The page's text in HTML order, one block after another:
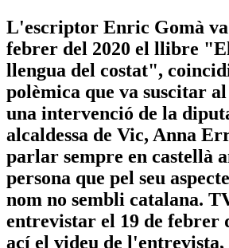
L'escriptor Enric Gomà
febrer del 2020 el llibre
llengua del costat",
polèmica que va suscitar
una intervenció de la
alcaldessa de Vic, Anna
parlar sempre en castellà
persona que pel seu
nom no sembli catalana.
entrevistar el 19 de febrer
ací el videu de l'entrevista,